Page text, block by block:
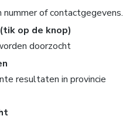
nummer of contactgegevens.
op de knop)
doorzocht
resultaten in provincie